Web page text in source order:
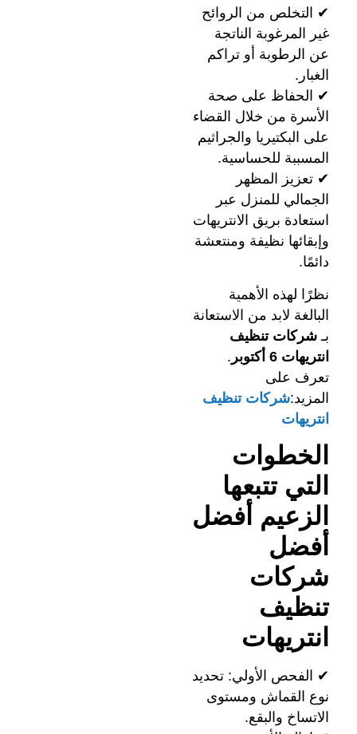
✔ التخلص من الروائح
غير المرغوبة الناتجة
عن الرطوبة أو تراكم
الغبار.
✔ الحفاظ على صحة
الأسرة من خلال القضاء
على البكتيريا والجراثيم
المسببة للحساسية.
✔ تعزيز المظهر
الجمالي للمنزل عبر
استعادة بريق الانتريهات
وإبقائها نظيفة ومنتعشة
دائمًا.
نظرًا لهذه الأهمية
البالغة لابد من الاستعانة
بـ شركات تنظيف
انتريهات 6 أكتوبر
.
تعرف على
المزيد:شركات تنظيف
انتريهات
الخطوات
التي تتبعها
الزعيم أفضل
أفضل
شركات
تنظيف
انتريهات
✔ الفحص الأولي: تحديد
نوع القماش ومستوى
الاتساخ والبقع.